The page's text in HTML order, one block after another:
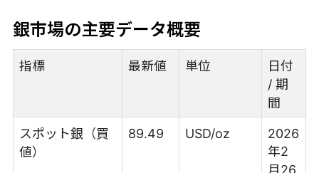
銀市場の主要データ概要
指標 最新値 単位
日付
/ 期
間
スポット銀（買
値）
89.49 USD/oz
2026
年2